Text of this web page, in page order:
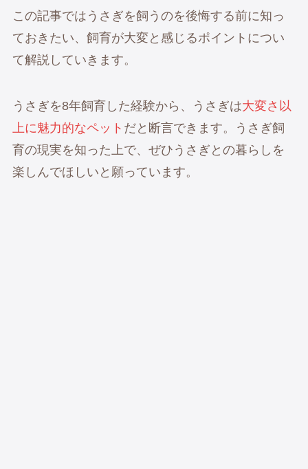
この記事ではうさぎを飼うのを後悔する前に知っ
ておきたい、飼育が大変と感じるポイントについ
て解説していきます。
うさぎを8年飼育した経験から、うさぎは大変さ以
上に魅力的なペット だと断言できます。うさぎ飼
育の現実を知った上で、ぜひうさぎとの暮らしを
楽しんでほしいと願っています。